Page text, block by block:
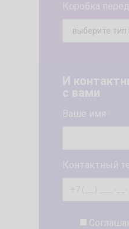
Коробка
И
с вами
Ваше имя
Контактный